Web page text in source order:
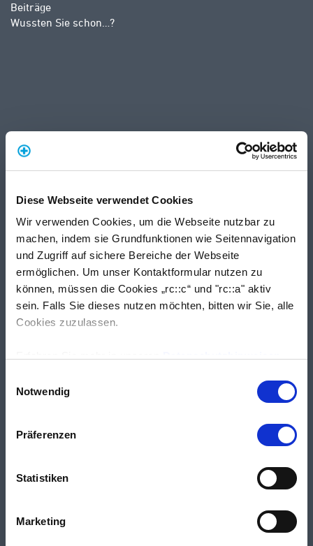
Diese Webseite verwendet Cookies
Wir verwenden Cookies, um die Webseite nutzbar zu
machen, indem sie Grundfunktionen wie Seitennavigation
und Zugriff auf sichere Bereiche der Webseite
ermöglichen. Um unser Kontaktformular nutzen zu
können, müssen die Cookies „rc::c“ und "rc::a" aktiv
sein. Falls Sie dieses nutzen möchten, bitten wir Sie, alle
Cookies zuzulassen.
Notwendig
Präferenzen
Statistiken
Marketing
Beiträge
Wussten Sie schon…?